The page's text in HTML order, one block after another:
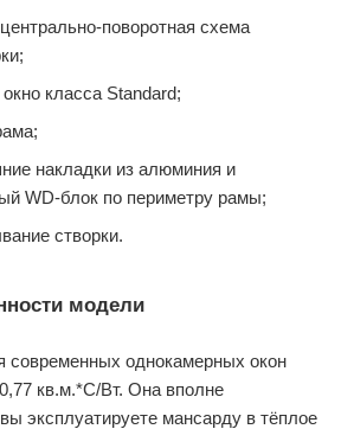
поворотная схема
класса Standard;
накладки из алюминия и
WD-блок по периметру рамы;
створки.
модели
современных однокамерных окон
кв.м.*С/Вт. Она вполне
эксплуатируете мансарду в тёплое